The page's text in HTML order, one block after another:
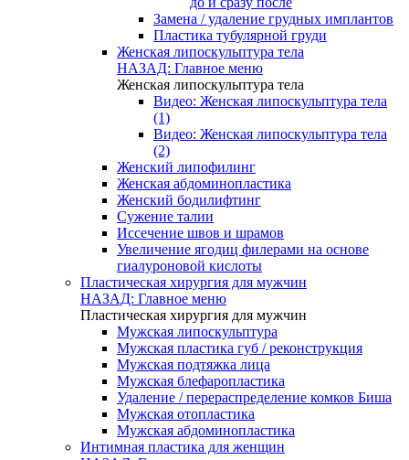
Замена / удаление грудных имплантов
Пластика тубулярной груди
Женская липоскульптура тела
НАЗАД: Главное меню
Женская липоскульптура тела
Видео: Женская липоскульптура тела
(1)
Видео: Женская липоскульптура тела
(2)
Женский липофилинг
Женская абдоминопластика
Женский бодилифтинг
Сужение талии
Иссечение швов и шрамов
Увеличение ягодиц филерами на основе
гиалуроновой кислоты
Пластическая хирургия для мужчин
НАЗАД: Главное меню
Пластическая хирургия для мужчин
Мужская липоскульптура
Мужская пластика губ / реконструкция
Мужская подтяжка лица
Мужская блефаропластика
Удаление / перераспределение комков Биша
Мужская отопластика
Мужская абдоминопластика
Интимная пластика для женщин